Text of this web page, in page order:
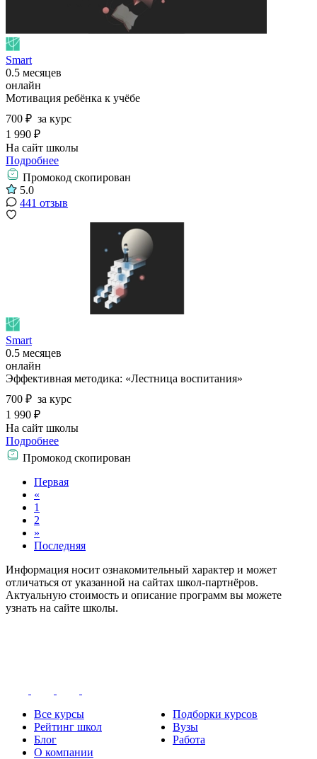
Smart
0.5 месяцев
онлайн
Мотивация ребёнка к учёбе
700 ₽ за курс
1 990 ₽
На сайт школы
Подробнее
Промокод скопирован
5.0
441 отзыв
Smart
0.5 месяцев
онлайн
Эффективная методика: «Лестница воспитания»
700 ₽ за курс
1 990 ₽
На сайт школы
Подробнее
Промокод скопирован
Первая
«
1
2
»
Последняя
Информация носит ознакомительный характер и может
отличаться от указанной на сайтах школ-партнёров.
Актуальную стоимость и описание программ вы можете
узнать на сайте школы.
Все курсы
Подборки курсов
Рейтинг школ
Вузы
Блог
Работа
О компании